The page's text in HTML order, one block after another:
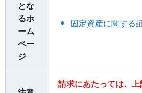
とな
るホ
ーム
ペー
ジ
固定資産に関する
請求にあたっては、